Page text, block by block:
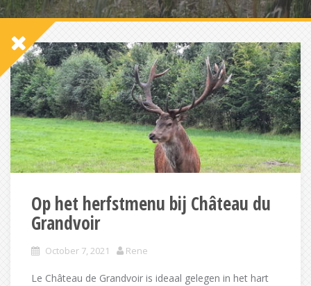
Op het herfstmenu bij Château du
Grandvoir
October 7, 2021 Rene
Le Château de Grandvoir is ideaal gelegen in het hart